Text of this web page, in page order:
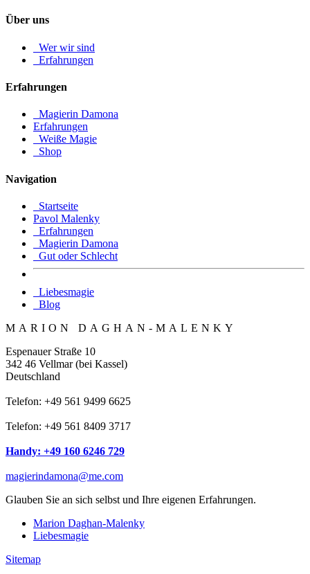
Über uns
Wer wir sind
Erfahrungen
Erfahrungen
Magierin Damona
Erfahrungen
Weiße Magie
Shop
Navigation
Startseite
Pavol Malenky
Erfahrungen
Magierin Damona
Gut oder Schlecht
Liebesmagie
Blog
MARION DAGHAN-MALENKY
Espenauer Straße 10
342 46 Vellmar (bei Kassel)
Deutschland
Telefon: +49 561 9499 6625
Telefon: +49 561 8409 3717
Handy: +49 160 6246 729
magierindamona@me.com
Glauben Sie an sich selbst und Ihre eigenen Erfahrungen.
Marion Daghan-Malenky
Liebesmagie
Sitemap